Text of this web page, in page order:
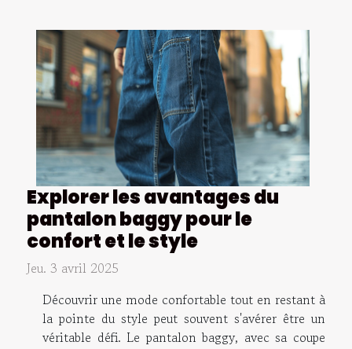
Explorer les avantages du
pantalon baggy pour le
confort et le style
Jeu. 3 avril 2025
Découvrir une mode confortable tout en restant à
la pointe du style peut souvent s'avérer être un
véritable défi. Le pantalon baggy, avec sa coupe